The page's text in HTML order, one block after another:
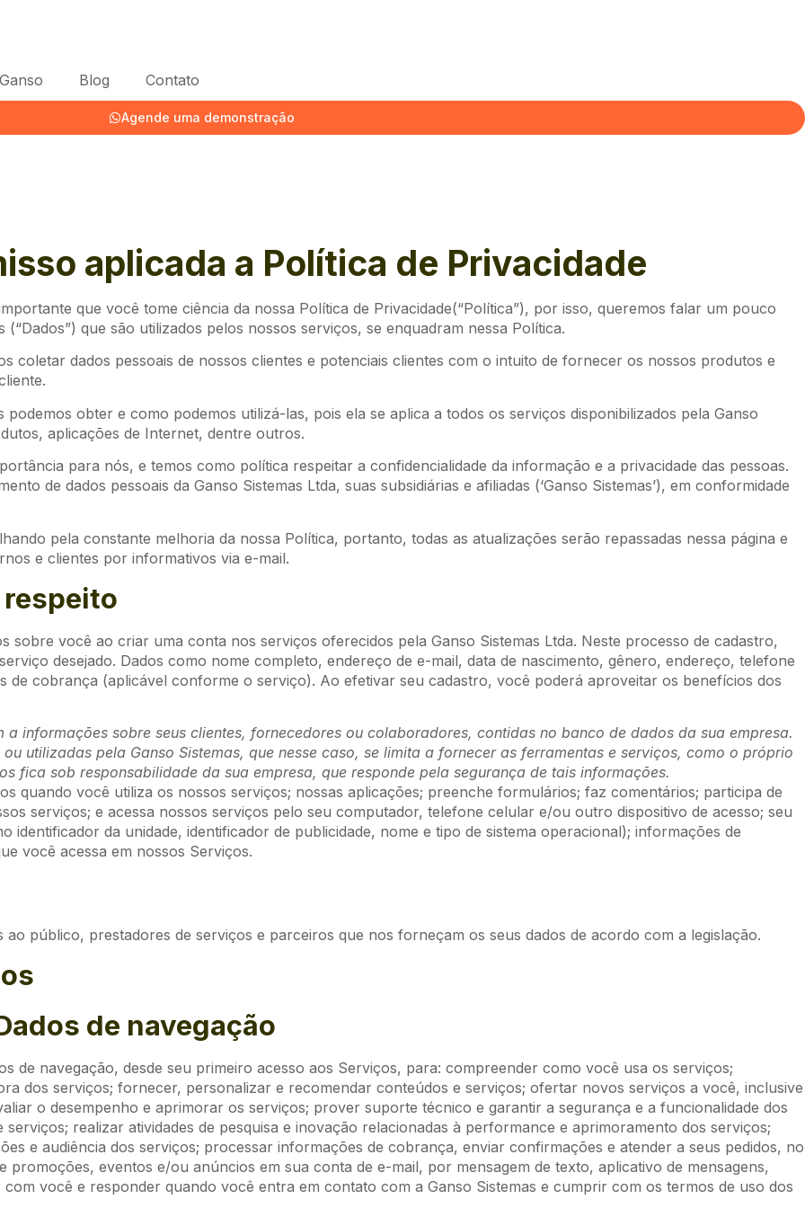
Blog Contato
Agende uma demonstração
aplicada a Política de Privacidade
que você tome ciência da nossa Política de Privacidade(“Política”), por isso, queremos falar um pouco
que são utilizados pelos nossos serviços, se enquadram nessa Política.
coletar dados pessoais de nossos clientes e potenciais clientes com o intuito de fornecer os nossos produtos e
obter e como podemos utilizá-las, pois ela se aplica a todos os serviços disponibilizados pela Ganso
aplicações de Internet, dentre outros.
para nós, e temos como política respeitar a confidencialidade da informação e a privacidade das pessoas.
de dados pessoais da Ganso Sistemas Ltda, suas subsidiárias e afiliadas (‘Ganso Sistemas’), em conformidade
pela constante melhoria da nossa Política, portanto, todas as atualizações serão repassadas nessa página e
e clientes por informativos via e-mail.
sobre você ao criar uma conta nos serviços oferecidos pela Ganso Sistemas Ltda. Neste processo de cadastro,
desejado. Dados como nome completo, endereço de e-mail, data de nascimento, gênero, endereço, telefone
de cobrança (aplicável conforme o serviço). Ao efetivar seu cadastro, você poderá aproveitar os benefícios dos
informações sobre seus clientes, fornecedores ou colaboradores, contidas no banco de dados da sua empresa.
utilizadas pela Ganso Sistemas, que nesse caso, se limita a fornecer as ferramentas e serviços, como o próprio
fica sob responsabilidade da sua empresa, que responde pela segurança de tais informações.
quando você utiliza os nossos serviços; nossas aplicações; preenche formulários; faz comentários; participa de
serviços; e acessa nossos serviços pelo seu computador, telefone celular e/ou outro dispositivo de acesso; seu
identificador da unidade, identificador de publicidade, nome e tipo de sistema operacional); informações de
você acessa em nossos Serviços.
público, prestadores de serviços e parceiros que nos forneçam os seus dados de acordo com a legislação.
de navegação
de navegação, desde seu primeiro acesso aos Serviços, para: compreender como você usa os serviços;
dos serviços; fornecer, personalizar e recomendar conteúdos e serviços; ofertar novos serviços a você, inclusive
o desempenho e aprimorar os serviços; prover suporte técnico e garantir a segurança e a funcionalidade dos
realizar atividades de pesquisa e inovação relacionadas à performance e aprimoramento dos serviços;
e audiência dos serviços; processar informações de cobrança, enviar confirmações e atender a seus pedidos, no
eventos e/ou anúncios em sua conta de e-mail, por mensagem de texto, aplicativo de mensagens,
você e responder quando você entra em contato com a Ganso Sistemas e cumprir com os termos de uso dos